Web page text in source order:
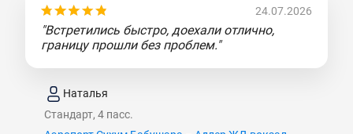
24.07.2026
"Встретились быстро, доехали отлично,
границу прошли без проблем."
Наталья
Стандарт, 4 пасс.